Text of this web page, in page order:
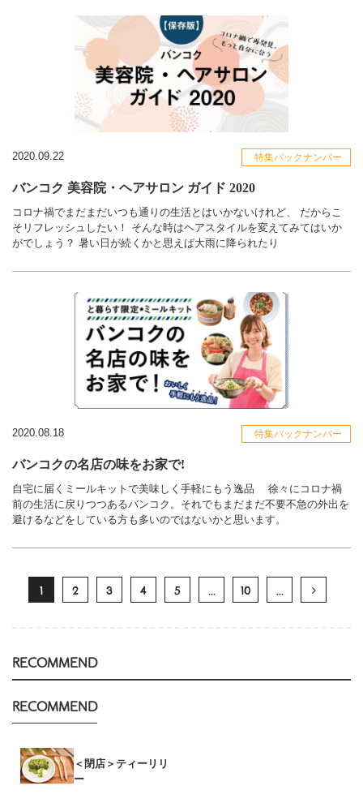
2020.09.22 特集バックナンバー
バンコク 美容院・ヘアサロン ガイド 2020
コロナ禍でまだまだいつも通りの生活とはいかないけれど、 だからこ
そリフレッシュしたい！ そんな時はヘアスタイルを変えてみてはいか
がでしょう？ 暑い日が続くかと思えば大雨に降られたり
2020.08.18 特集バックナンバー
バンコクの名店の味をお家で!
自宅に届くミールキットで美味しく手軽にもう逸品 徐々にコロナ禍
前の生活に戻りつつあるバンコク。それでもまだまだ不要不急の外出を
避けるなどをしている方も多いのではないかと思います。
1 2 3 4 5 ... 10 ...
RECOMMEND
RECOMMEND
＜閉店＞ティーリリ
ー